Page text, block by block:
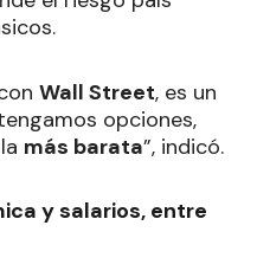
Wall Street, es un
opciones,
más barata”, indicó.
y salarios, entre